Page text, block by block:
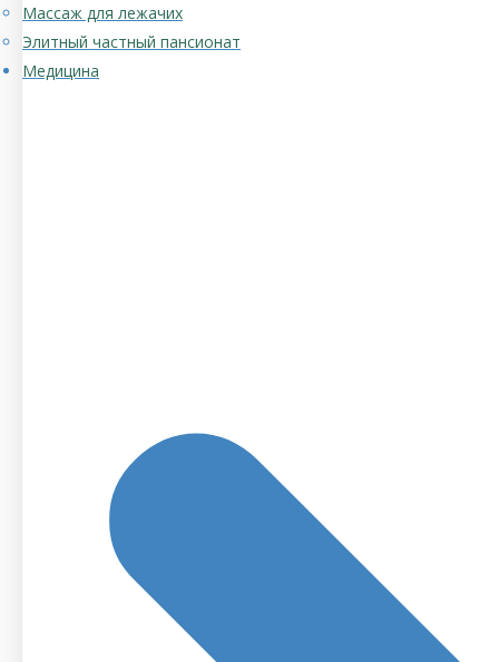
Массаж для лежачих
Элитный частный пансионат
Медицина